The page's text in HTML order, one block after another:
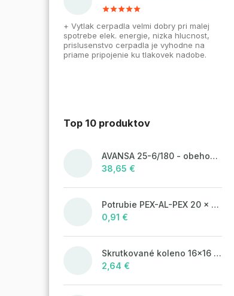
+ Vytlak cerpadla velmi dobry pri malej
spotrebe elek. energie, nizka hlucnost,
prislusenstvo cerpadla je vyhodne na
priame pripojenie ku tlakovek nadobe.
Top 10 produktov
AVANSA 25-6/180 - obehové čerpadlo, pripojovací závit 6/4"
38,65 €
Potrubie PEX-AL-PEX 20 x 2 pre vykurovanie, podlahové kúrenie a vodu
0,91 €
Skrutkované koleno 16x16 so šróbením
2,64 €